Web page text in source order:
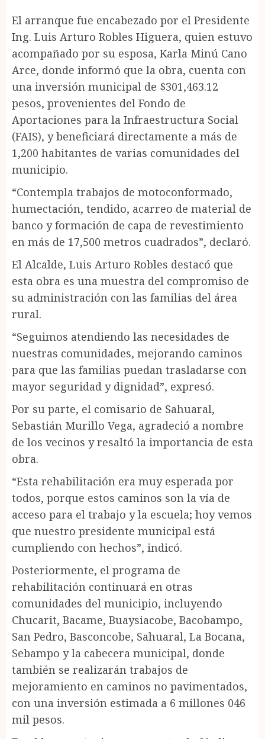
El arranque fue encabezado por el Presidente
Ing. Luis Arturo Robles Higuera, quien estuvo
acompañado por su esposa, Karla Minú Cano
Arce, donde informó que la obra, cuenta con
una inversión municipal de $301,463.12
pesos, provenientes del Fondo de
Aportaciones para la Infraestructura Social
(FAIS), y beneficiará directamente a más de
1,200 habitantes de varias comunidades del
municipio.
“Contempla trabajos de motoconformado,
humectación, tendido, acarreo de material de
banco y formación de capa de revestimiento
en más de 17,500 metros cuadrados”, declaró.
El Alcalde, Luis Arturo Robles destacó que
esta obra es una muestra del compromiso de
su administración con las familias del área
rural.
“Seguimos atendiendo las necesidades de
nuestras comunidades, mejorando caminos
para que las familias puedan trasladarse con
mayor seguridad y dignidad”, expresó.
Por su parte, el comisario de Sahuaral,
Sebastián Murillo Vega, agradeció a nombre
de los vecinos y resaltó la importancia de esta
obra.
“Esta rehabilitación era muy esperada por
todos, porque estos caminos son la vía de
acceso para el trabajo y la escuela; hoy vemos
que nuestro presidente municipal está
cumpliendo con hechos”, indicó.
Posteriormente, el programa de
rehabilitación continuará en otras
comunidades del municipio, incluyendo
Chucarit, Bacame, Buaysiacobe, Bacobampo,
San Pedro, Basconcobe, Sahuaral, La Bocana,
Sebampo y la cabecera municipal, donde
también se realizarán trabajos de
mejoramiento en caminos no pavimentados,
con una inversión estimada a 6 millones 046
mil pesos.